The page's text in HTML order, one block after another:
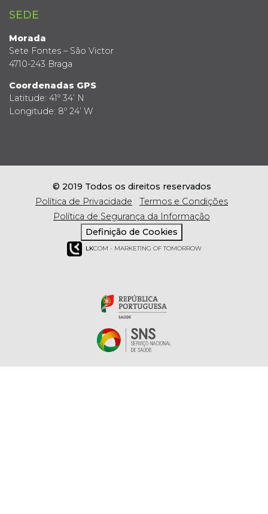
SEDE
Morada
Sete Fontes – São Victor
4710-243 Braga
Coordenadas GPS
Latitude: 41º 34’ N
Longitude: 8º 24’ W
© 2019 Todos os direitos reservados
Política de Privacidade
Termos e Condições
Política de Segurança da Informação
Definição de Cookies
LKCOM - MARKETING OF TOMORROW